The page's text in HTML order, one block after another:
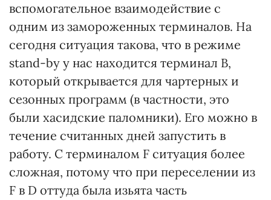
вспомогательное взаимодействие с
одним из замороженных терминалов. На
сегодня ситуация такова, что в режиме
stand-bу у нас находится терминал В,
который открывается для чартерных и
сезонных программ (в частности, это
были хасидские паломники). Его можно в
течение считанных дней запустить в
работу. С терминалом F ситуация более
сложная, потому что при переселении из
F в D оттуда была изьята часть